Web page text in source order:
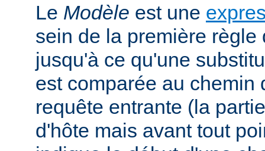
Le Modèle est une
sein de la première règle
jusqu'à ce qu'une
est comparée au chemin
requête entrante (la
d'hôte mais avant tout